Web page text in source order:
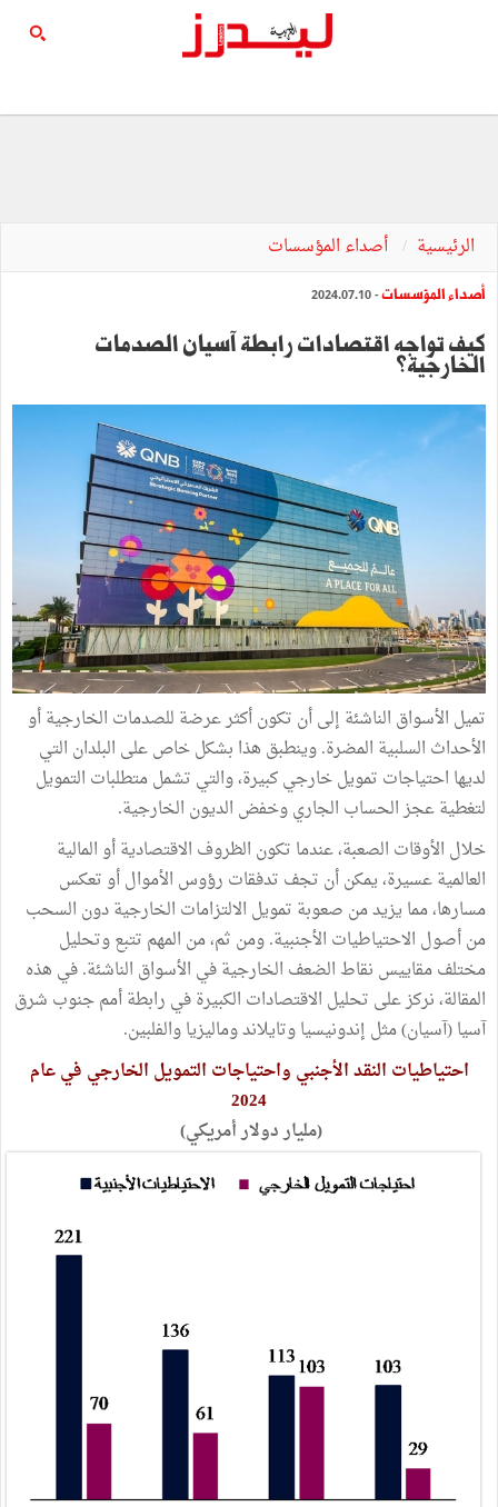
الرئيسية أصداء المؤسسات
أصداء المؤسسات- 2024.07.10
كيف تواجه اقتصادات رابطة آسيان الصدمات
الخارجية؟
تميل الأسواق الناشئة إلى أن تكون أكثر عرضة للصدمات الخارجية أو
الأحداث السلبية المضرة. وينطبق هذا بشكل خاص على البلدان التي
لديها احتياجات تمويل خارجي كبيرة، والتي تشمل متطلبات التمويل
لتغطية عجز الحساب الجاري وخفض الديون الخارجية.
خلال الأوقات الصعبة، عندما تكون الظروف الاقتصادية أو المالية
العالمية عسيرة، يمكن أن تجف تدفقات رؤوس الأموال أو تعكس
مسارها، مما يزيد من صعوبة تمويل الالتزامات الخارجية دون السحب
من أصول الاحتياطيات الأجنبية. ومن ثم، من المهم تتبع وتحليل
مختلف مقاييس نقاط الضعف الخارجية في الأسواق الناشئة. في هذه
المقالة، نركز على تحليل الاقتصادات الكبيرة في رابطة أمم جنوب شرق
آسيا (آسيان) مثل إندونيسيا وتايلاند وماليزيا والفلبين.
احتياطيات النقد الأجنبي واحتياجات التمويل الخارجي في عام
2024
(مليار دولار أمريكي)